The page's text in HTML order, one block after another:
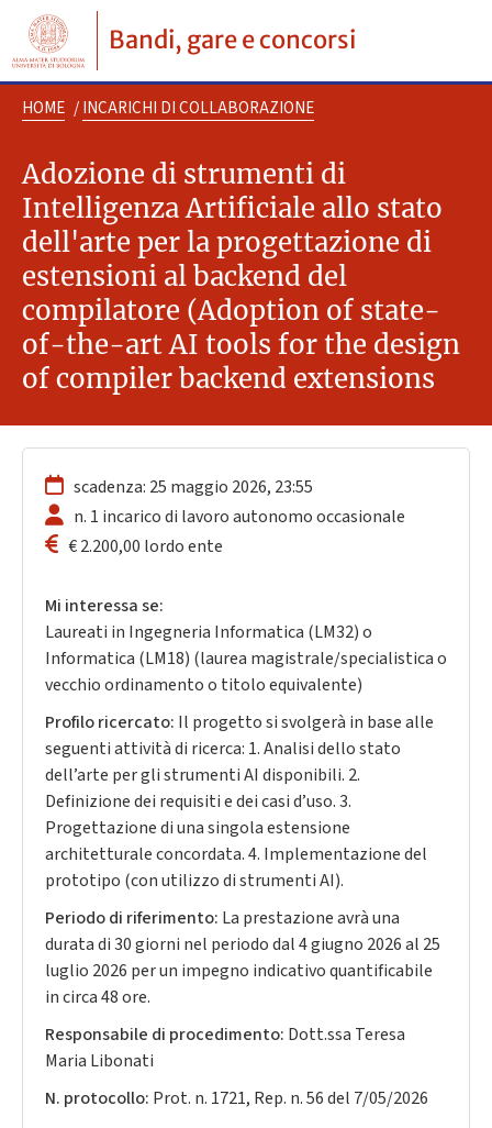
Bandi, gare e concorsi
HOME / INCARICHI DI COLLABORAZIONE
Adozione di strumenti di
Intelligenza Artificiale allo stato
dell'arte per la progettazione di
estensioni al backend del
compilatore (Adoption of state-
of-the-art AI tools for the design
of compiler backend extensions
scadenza: 25 maggio 2026, 23:55
n. 1 incarico di lavoro autonomo occasionale
€ 2.200,00 lordo ente
Mi interessa se:
Laureati in Ingegneria Informatica (LM32) o
Informatica (LM18) (laurea magistrale/specialistica o
vecchio ordinamento o titolo equivalente)
Profilo ricercato: Il progetto si svolgerà in base alle
seguenti attività di ricerca: 1. Analisi dello stato
dell’arte per gli strumenti AI disponibili. 2.
Definizione dei requisiti e dei casi d’uso. 3.
Progettazione di una singola estensione
architetturale concordata. 4. Implementazione del
prototipo (con utilizzo di strumenti AI).
Periodo di riferimento: La prestazione avrà una
durata di 30 giorni nel periodo dal 4 giugno 2026 al 25
luglio 2026 per un impegno indicativo quantificabile
in circa 48 ore.
Responsabile di procedimento: Dott.ssa Teresa
Maria Libonati
N. protocollo: Prot. n. 1721, Rep. n. 56 del 7/05/2026